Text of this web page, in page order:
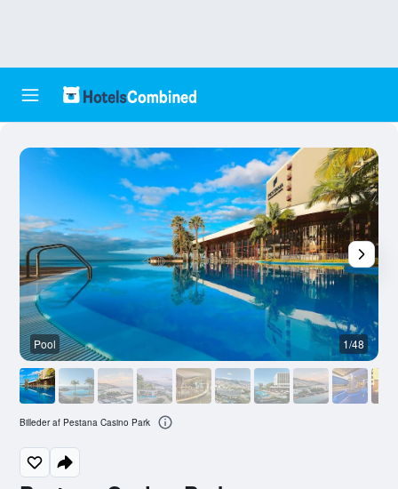
Pool 1/48
Billeder af Pestana Casino Park